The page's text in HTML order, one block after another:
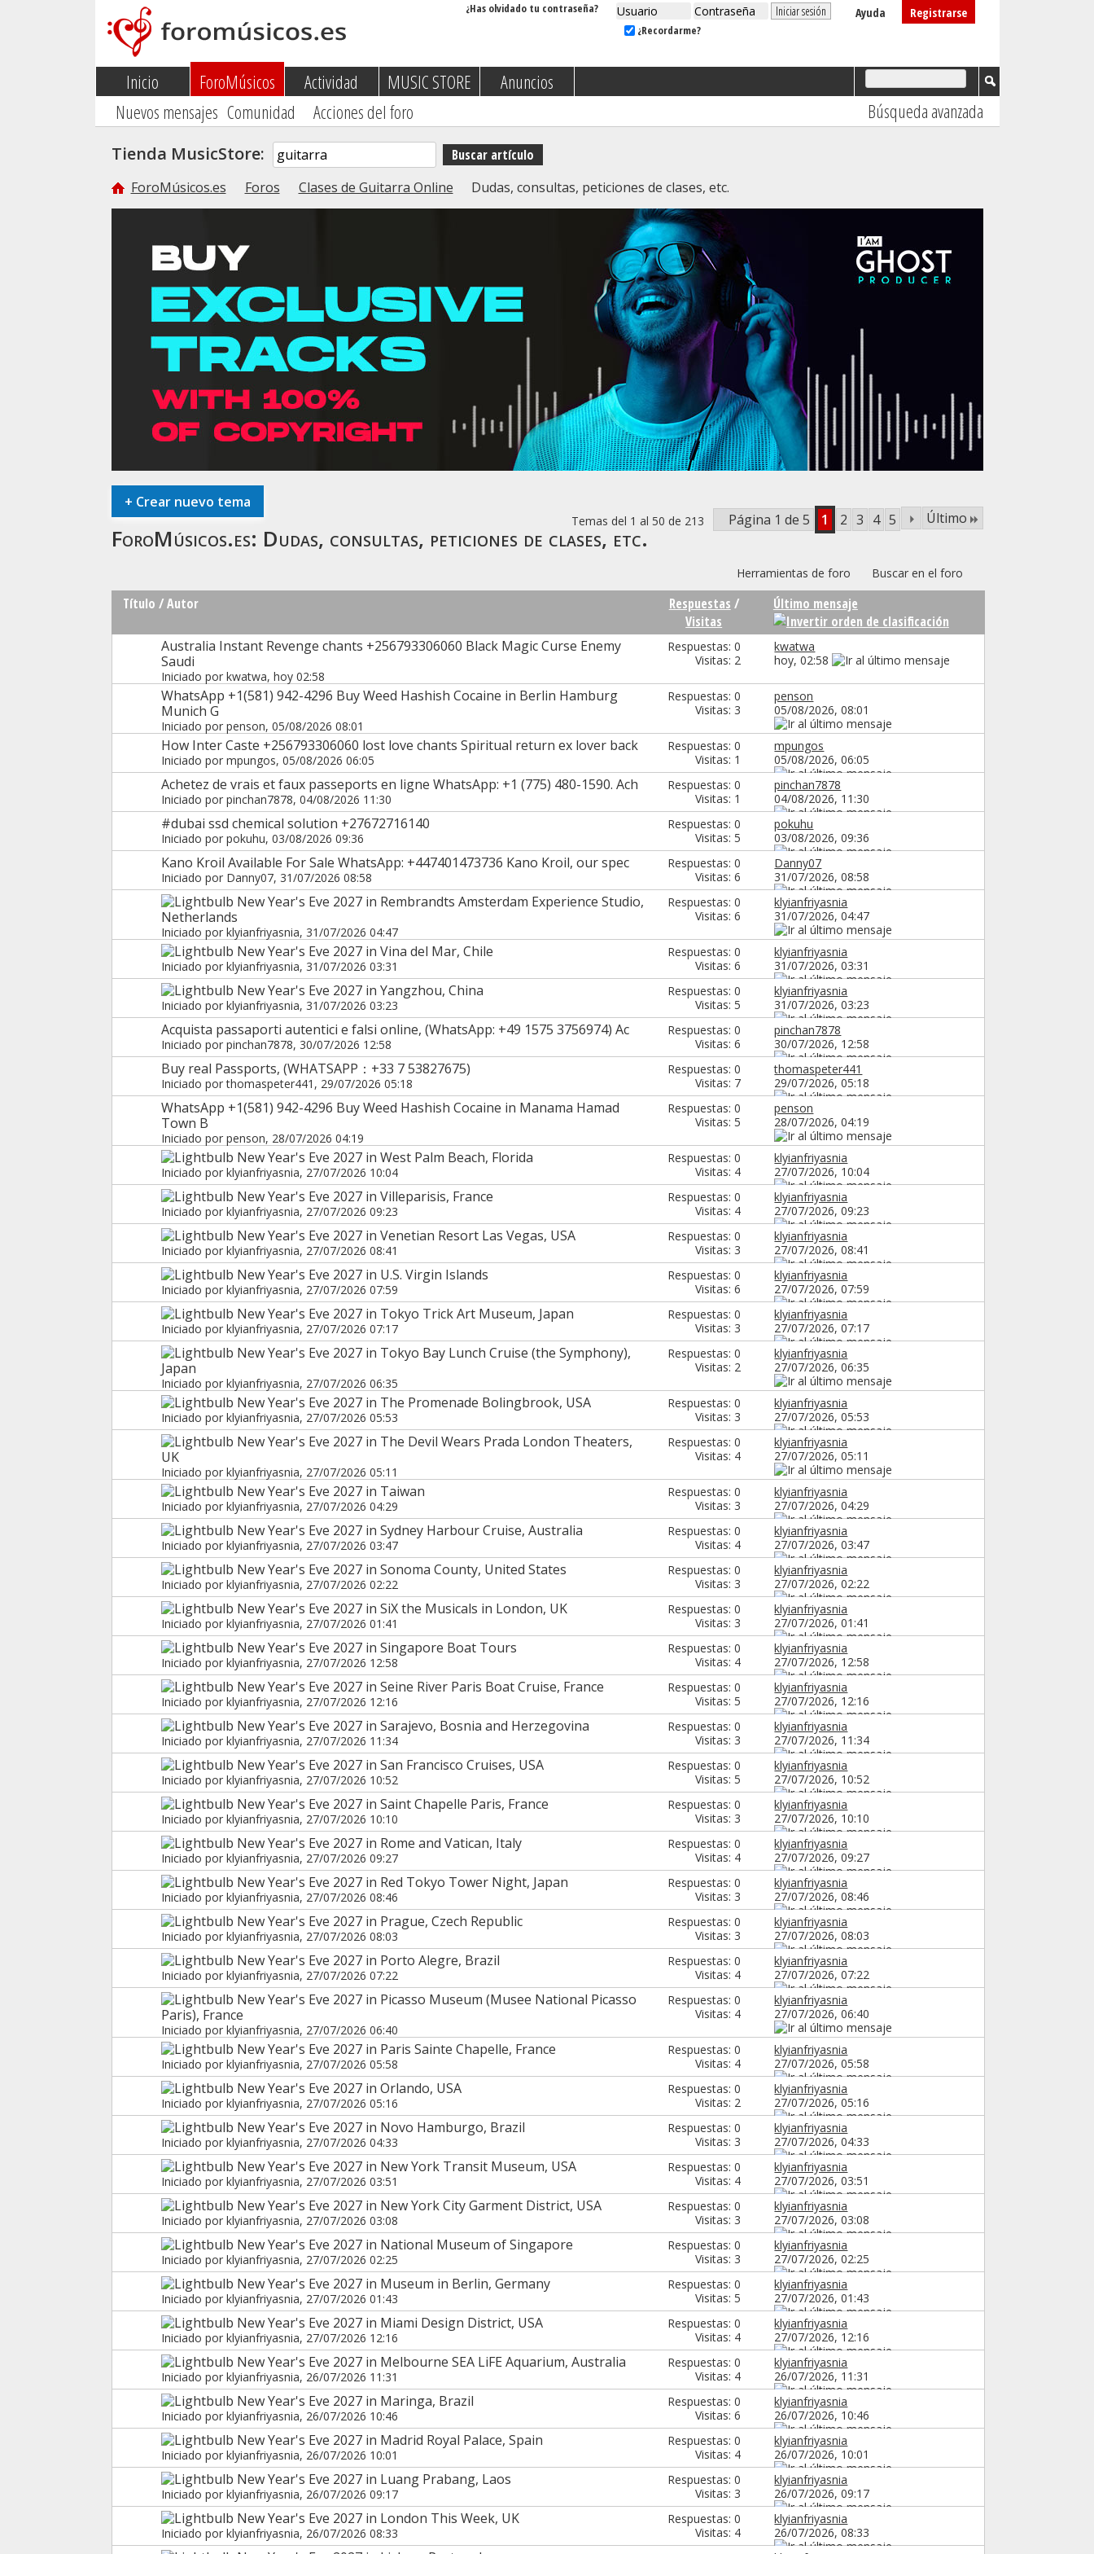
Registrarse
Ayuda
¿Recordarme?
¿Has olvidado tu contraseña?
Inicio
ForoMúsicos
Nuevos mensajes Comunidad Acciones del foro
Actividad MUSIC STORE
Anuncios
Búsqueda avanzada
Tienda MusicStore:
ForoMúsicos.es Foros Clases de Guitarra Online Dudas, consultas, peticiones de clases, etc.
+ Crear nuevo tema
Página 1 de 5
1 2 3 4 5 Último
Temas del 1 al 50 de 213
ForoMúsicos.es: Dudas, consultas, peticiones de clases, etc.
Herramientas de foro Buscar en el foro
Título /Autor Respuestas /
Visitas
Último mensaje
Australia Instant Revenge chants +256793306060 Black Magic Curse Enemy
Saudi
Iniciado por kwatwa, hoy 02:58
Respuestas: 0
Visitas: 2
kwatwa
hoy,02:58
WhatsApp +1(581) 942-4296 Buy Weed Hashish Cocaine in Berlin Hamburg
Munich G
Iniciado por penson, 05/08/2026 08:01
Respuestas: 0
Visitas: 3
penson
05/08/2026,08:01
How Inter Caste +256793306060 lost love chants Spiritual return ex lover back
Iniciado por mpungos, 05/08/2026 06:05
Respuestas: 0
Visitas: 1
mpungos
05/08/2026,06:05
Achetez de vrais et faux passeports en ligne WhatsApp: +1 (775) 480-1590. Ach
Iniciado por pinchan7878, 04/08/2026 11:30
Respuestas: 0
Visitas: 1
pinchan7878
04/08/2026, 11:30
#dubai ssd chemical solution +27672716140
Iniciado por pokuhu, 03/08/2026 09:36
Respuestas: 0
Visitas: 5
pokuhu
03/08/2026,09:36
Kano Kroil Available For Sale WhatsApp: +447401473736 Kano Kroil, our spec
Iniciado por Danny07, 31/07/2026 08:58
Respuestas: 0
Visitas: 6
Danny07
31/07/2026,08:58
New Year's Eve 2027 in Rembrandts Amsterdam Experience Studio,
Netherlands
Iniciado por klyianfriyasnia, 31/07/2026 04:47
Respuestas: 0
Visitas: 6
klyianfriyasnia
31/07/2026,04:47
New Year's Eve 2027 in Vina del Mar, Chile
Iniciado por klyianfriyasnia, 31/07/2026 03:31
Respuestas: 0
Visitas: 6
klyianfriyasnia
31/07/2026,03:31
New Year's Eve 2027 in Yangzhou, China
Iniciado por klyianfriyasnia, 31/07/2026 03:23
Respuestas: 0
Visitas: 5
klyianfriyasnia
31/07/2026,03:23
Acquista passaporti autentici e falsi online, (WhatsApp: +49 1575 3756974) Ac
Iniciado por pinchan7878, 30/07/2026 12:58
Respuestas: 0
Visitas: 6
pinchan7878
30/07/2026, 12:58
Buy real Passports, (WHATSAPP：+33 7 53827675)
Iniciado porthomaspeter441 , 29/07/2026 05:18
Respuestas: 0
Visitas: 7
thomaspeter441
29/07/2026,05:18
WhatsApp +1(581) 942-4296 Buy Weed Hashish Cocaine in Manama Hamad
Town B
Iniciado por penson, 28/07/2026 04:19
Respuestas: 0
Visitas: 5
penson
28/07/2026,04:19
New Year's Eve 2027 in West Palm Beach, Florida
Iniciado por klyianfriyasnia, 27/07/2026 10:04
Respuestas: 0
Visitas: 4
klyianfriyasnia
27/07/2026, 10:04
New Year's Eve 2027 in Villeparisis, France
Iniciado por klyianfriyasnia, 27/07/2026 09:23
Respuestas: 0
Visitas: 4
klyianfriyasnia
27/07/2026,09:23
New Year's Eve 2027 in Venetian Resort Las Vegas, USA
Iniciado por klyianfriyasnia, 27/07/2026 08:41
Respuestas: 0
Visitas: 3
klyianfriyasnia
27/07/2026,08:41
New Year's Eve 2027 in U.S. Virgin Islands
Iniciado por klyianfriyasnia, 27/07/2026 07:59
Respuestas: 0
Visitas: 6
klyianfriyasnia
27/07/2026,07:59
New Year's Eve 2027 in Tokyo Trick Art Museum, Japan
Iniciado por klyianfriyasnia, 27/07/2026 07:17
Respuestas: 0
Visitas: 3
klyianfriyasnia
27/07/2026,07:17
New Year's Eve 2027 in Tokyo Bay Lunch Cruise (the Symphony),
Japan
Iniciado por klyianfriyasnia, 27/07/2026 06:35
Respuestas: 0
Visitas: 2
klyianfriyasnia
27/07/2026,06:35
New Year's Eve 2027 in The Promenade Bolingbrook, USA
Iniciado por klyianfriyasnia, 27/07/2026 05:53
Respuestas: 0
Visitas: 3
klyianfriyasnia
27/07/2026,05:53
New Year's Eve 2027 in The Devil Wears Prada London Theaters,
UK
Iniciado por klyianfriyasnia, 27/07/2026 05:11
Respuestas: 0
Visitas: 4
klyianfriyasnia
27/07/2026,05:11
New Year's Eve 2027 in Taiwan
Iniciado por klyianfriyasnia, 27/07/2026 04:29
Respuestas: 0
Visitas: 3
klyianfriyasnia
27/07/2026,04:29
New Year's Eve 2027 in Sydney Harbour Cruise, Australia
Iniciado por klyianfriyasnia, 27/07/2026 03:47
Respuestas: 0
Visitas: 4
klyianfriyasnia
27/07/2026,03:47
New Year's Eve 2027 in Sonoma County, United States
Iniciado por klyianfriyasnia, 27/07/2026 02:22
Respuestas: 0
Visitas: 3
klyianfriyasnia
27/07/2026,02:22
New Year's Eve 2027 in SiX the Musicals in London, UK
Iniciado por klyianfriyasnia, 27/07/2026 01:41
Respuestas: 0
Visitas: 3
klyianfriyasnia
27/07/2026,01:41
New Year's Eve 2027 in Singapore Boat Tours
Iniciado por klyianfriyasnia, 27/07/2026 12:58
Respuestas: 0
Visitas: 4
klyianfriyasnia
27/07/2026, 12:58
New Year's Eve 2027 in Seine River Paris Boat Cruise, France
Iniciado por klyianfriyasnia, 27/07/2026 12:16
Respuestas: 0
Visitas: 5
klyianfriyasnia
27/07/2026, 12:16
New Year's Eve 2027 in Sarajevo, Bosnia and Herzegovina
Iniciado por klyianfriyasnia, 27/07/2026 11:34
Respuestas: 0
Visitas: 3
klyianfriyasnia
27/07/2026, 11:34
New Year's Eve 2027 in San Francisco Cruises, USA
Iniciado por klyianfriyasnia, 27/07/2026 10:52
Respuestas: 0
Visitas: 5
klyianfriyasnia
27/07/2026, 10:52
New Year's Eve 2027 in Saint Chapelle Paris, France
Iniciado por klyianfriyasnia, 27/07/2026 10:10
Respuestas: 0
Visitas: 3
klyianfriyasnia
27/07/2026, 10:10
New Year's Eve 2027 in Rome and Vatican, Italy
Iniciado por klyianfriyasnia, 27/07/2026 09:27
Respuestas: 0
Visitas: 4
klyianfriyasnia
27/07/2026,09:27
New Year's Eve 2027 in Red Tokyo Tower Night, Japan
Iniciado por klyianfriyasnia, 27/07/2026 08:46
Respuestas: 0
Visitas: 3
klyianfriyasnia
27/07/2026,08:46
New Year's Eve 2027 in Prague, Czech Republic
Iniciado por klyianfriyasnia, 27/07/2026 08:03
Respuestas: 0
Visitas: 3
klyianfriyasnia
27/07/2026,08:03
New Year's Eve 2027 in Porto Alegre, Brazil
Iniciado por klyianfriyasnia, 27/07/2026 07:22
Respuestas: 0
Visitas: 4
klyianfriyasnia
27/07/2026,07:22
New Year's Eve 2027 in Picasso Museum (Musee National Picasso
Paris), France
Iniciado por klyianfriyasnia, 27/07/2026 06:40
Respuestas: 0
Visitas: 4
klyianfriyasnia
27/07/2026,06:40
New Year's Eve 2027 in Paris Sainte Chapelle, France
Iniciado por klyianfriyasnia, 27/07/2026 05:58
Respuestas: 0
Visitas: 4
klyianfriyasnia
27/07/2026,05:58
New Year's Eve 2027 in Orlando, USA
Iniciado por klyianfriyasnia, 27/07/2026 05:16
Respuestas: 0
Visitas: 2
klyianfriyasnia
27/07/2026,05:16
New Year's Eve 2027 in Novo Hamburgo, Brazil
Iniciado por klyianfriyasnia, 27/07/2026 04:33
Respuestas: 0
Visitas: 3
klyianfriyasnia
27/07/2026,04:33
New Year's Eve 2027 in New York Transit Museum, USA
Iniciado por klyianfriyasnia, 27/07/2026 03:51
Respuestas: 0
Visitas: 4
klyianfriyasnia
27/07/2026,03:51
New Year's Eve 2027 in New York City Garment District, USA
Iniciado por klyianfriyasnia, 27/07/2026 03:08
Respuestas: 0
Visitas: 3
klyianfriyasnia
27/07/2026,03:08
New Year's Eve 2027 in National Museum of Singapore
Iniciado por klyianfriyasnia, 27/07/2026 02:25
Respuestas: 0
Visitas: 3
klyianfriyasnia
27/07/2026,02:25
New Year's Eve 2027 in Museum in Berlin, Germany
Iniciado por klyianfriyasnia, 27/07/2026 01:43
Respuestas: 0
Visitas: 5
klyianfriyasnia
27/07/2026,01:43
New Year's Eve 2027 in Miami Design District, USA
Iniciado por klyianfriyasnia, 27/07/2026 12:16
Respuestas: 0
Visitas: 4
klyianfriyasnia
27/07/2026, 12:16
New Year's Eve 2027 in Melbourne SEA LiFE Aquarium, Australia
Iniciado por klyianfriyasnia, 26/07/2026 11:31
Respuestas: 0
Visitas: 4
klyianfriyasnia
26/07/2026, 11:31
New Year's Eve 2027 in Maringa, Brazil
Iniciado por klyianfriyasnia, 26/07/2026 10:46
Respuestas: 0
Visitas: 6
klyianfriyasnia
26/07/2026, 10:46
New Year's Eve 2027 in Madrid Royal Palace, Spain
Iniciado por klyianfriyasnia, 26/07/2026 10:01
Respuestas: 0
Visitas: 4
klyianfriyasnia
26/07/2026, 10:01
New Year's Eve 2027 in Luang Prabang, Laos
Iniciado por klyianfriyasnia, 26/07/2026 09:17
Respuestas: 0
Visitas: 3
klyianfriyasnia
26/07/2026,09:17
New Year's Eve 2027 in London This Week, UK
Iniciado por klyianfriyasnia, 26/07/2026 08:33
Respuestas: 0
Visitas: 4
klyianfriyasnia
26/07/2026,08:33